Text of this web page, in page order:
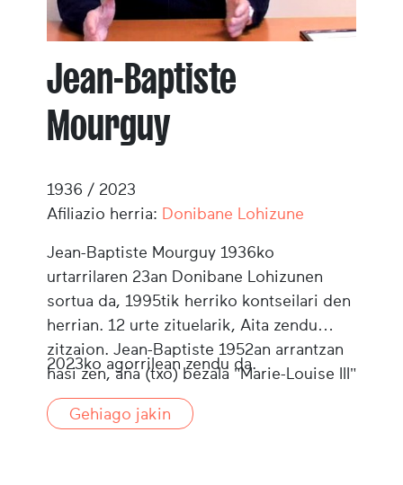
Jean-Baptiste
Mourguy
1936 / 2023
Afiliazio herria: Donibane Lohizune
Jean-Baptiste Mourguy 1936ko
urtarrilaren 23an Donibane Lohizunen
sortua da, 1995tik herriko kontseilari den
herrian. 12 urte zituelarik, Aita zendu
zitzaion. Jean-Baptiste 1952an arrantzan
hasi zen, aña (txo) bezala "Marie-Louise III"
ontzian. Bizi guztian itsas munduan ibili
da: lehenik arrantzale (1960tik 1976ra
2023ko agorrilean zendu da.
Gehiago jakin